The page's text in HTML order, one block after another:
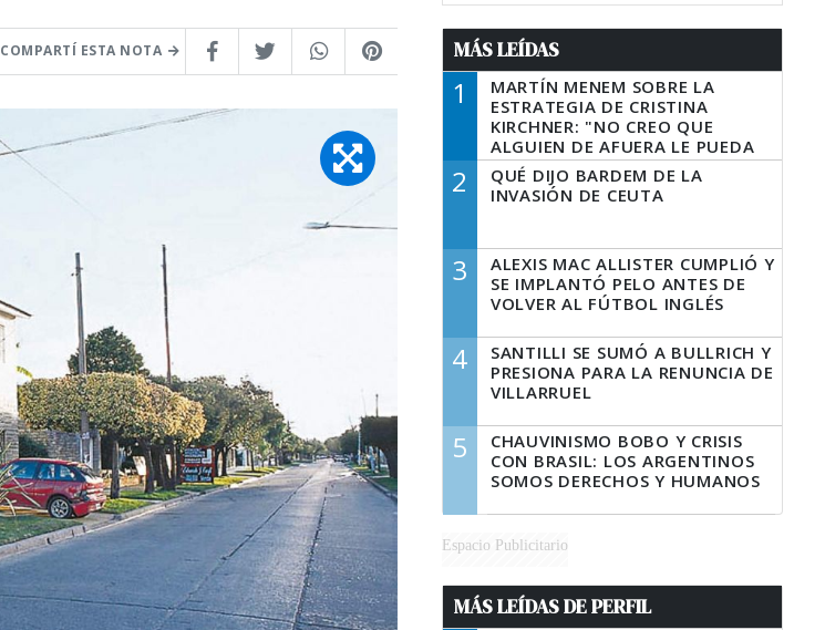
COMPARTÍ ESTA NOTA MÁS LEÍDAS
1
MARTÍN MENEM SOBRE LA
ESTRATEGIA DE CRISTINA
KIRCHNER: "NO CREO QUE
ALGUIEN DE AFUERA LE PUEDA
DECIR A LA JUSTICIA LO QUE
TIENE QUE HACER"
2
QUÉ DIJO BARDEM DE LA
INVASIÓN DE CEUTA
3
ALEXIS MAC ALLISTER CUMPLIÓ Y
SE IMPLANTÓ PELO ANTES DE
VOLVER AL FÚTBOL INGLÉS
4
SANTILLI SE SUMÓ A BULLRICH Y
PRESIONA PARA LA RENUNCIA DE
VILLARRUEL
5
CHAUVINISMO BOBO Y CRISIS
CON BRASIL: LOS ARGENTINOS
SOMOS DERECHOS Y HUMANOS
Espacio Publicitario
MÁS LEÍDAS DE PERFIL